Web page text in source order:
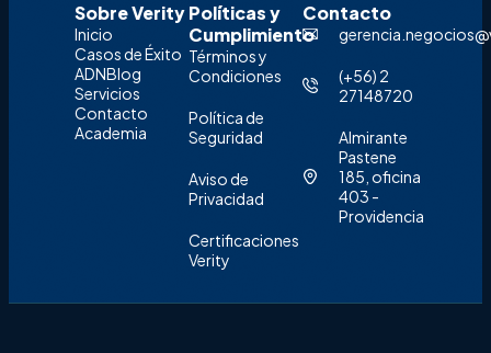
Sobre Verity
Inicio
Casos de Éxito
ADNBlog
Servicios
Contacto
Academia
Políticas y
Cumplimiento
Términos y
Condiciones
Política de
Seguridad
Aviso de
Privacidad
Certificaciones
Verity
Contacto
‪(+56) 2
27148720‬
Almirante
Pastene
185, oficina
403 -
Providencia